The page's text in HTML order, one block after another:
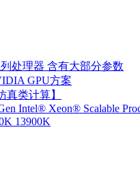
处理器 含有大部分参数
GPU方案
真类计算】
Intel® Xeon® Scalable
13900K